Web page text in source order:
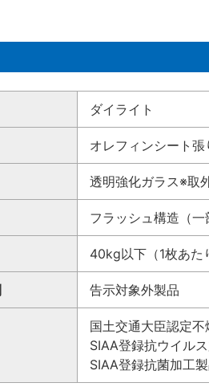
ダイライト
オレフィンシート張
透明強化ガラス※取
フラッシュ構造（一
40kg以下（1枚あた
告示対象外製品
国土交通大臣認定不
SIAA登録抗ウイル
SIAA登録抗菌加工